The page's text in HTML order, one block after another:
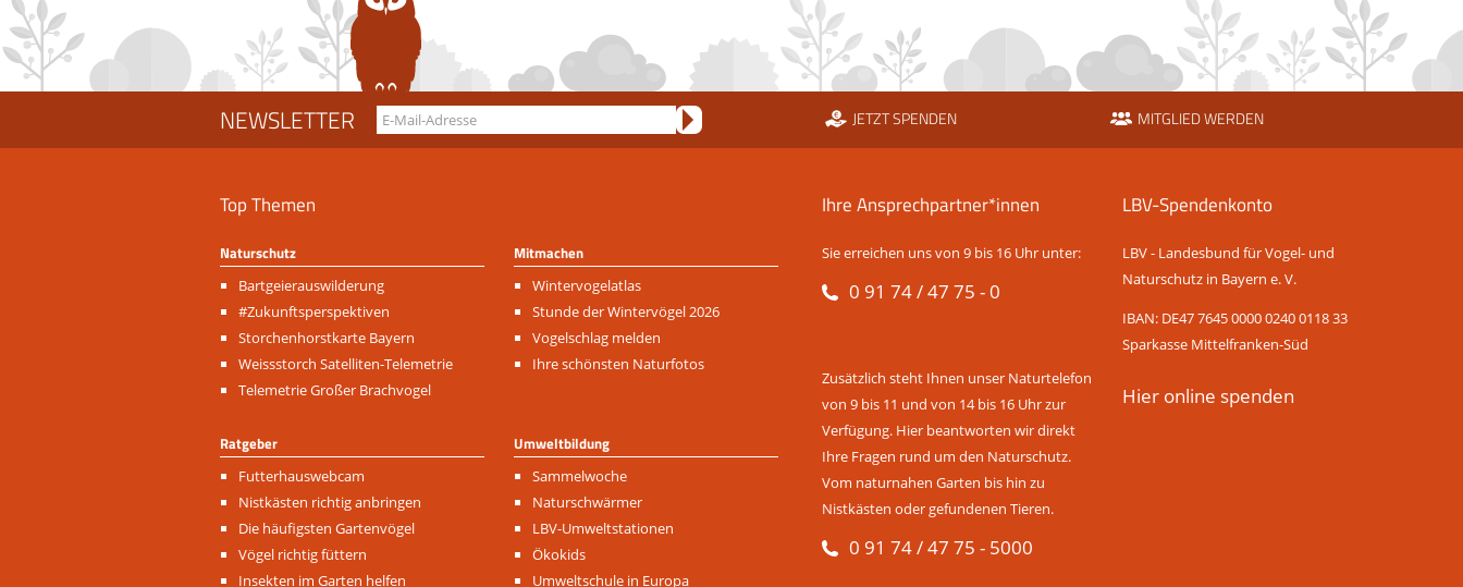
NEWSLETTER JETZT SPENDEN MITGLIED WERDEN
Top Themen
Naturschutz
Navigation
überspringen
Bartgeierauswilderung
#Zukunftsperspektiven
Storchenhorstkarte Bayern
Weissstorch Satelliten-Telemetrie
Telemetrie Großer Brachvogel
Mitmachen
Navigation
überspringen
Wintervogelatlas
Stunde der Wintervögel 2026
Vogelschlag melden
Ihre schönsten Naturfotos
Ratgeber
Navigation
überspringen
Futterhauswebcam
Nistkästen richtig anbringen
Die häufigsten Gartenvögel
Vögel richtig füttern
Insekten im Garten helfen
Umweltbildung
Navigation
überspringen
Sammelwoche
Naturschwärmer
LBV-Umweltstationen
Ökokids
Umweltschule in Europa
Ihre Ansprechpartner*innen
Sie erreichen uns von 9 bis 16 Uhr unter:
0 91 74 / 47 75 - 0
Zusätzlich steht Ihnen unser Naturtelefon
von 9 bis 11 und von 14 bis 16 Uhr zur
Verfügung. Hier beantworten wir direkt
Ihre Fragen rund um den Naturschutz.
Vom naturnahen Garten bis hin zu
Nistkästen oder gefundenen Tieren.
0 91 74 / 47 75 - 5000
LBV-Spendenkonto
LBV - Landesbund für Vogel- und
Naturschutz in Bayern e. V.
IBAN: DE47 7645 0000 0240 0118 33
Sparkasse Mittelfranken-Süd
Hier online spenden